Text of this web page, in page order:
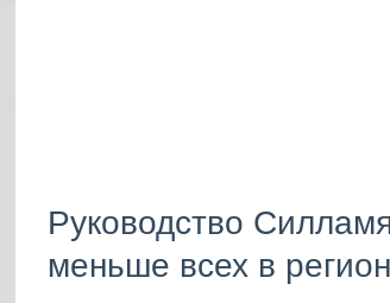
Руководство
меньше всех в